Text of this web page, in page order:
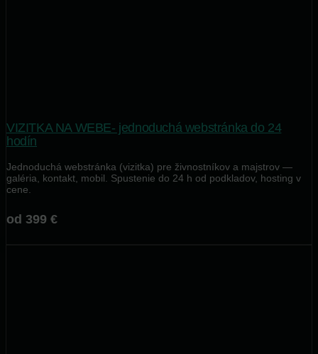
VIZITKA NA WEBE- jednoduchá webstránka do 24
hodín
Jednoduchá webstránka (vizitka) pre živnostníkov a majstrov —
galéria, kontakt, mobil. Spustenie do 24 h od podkladov, hosting v
cene.
od 399 €